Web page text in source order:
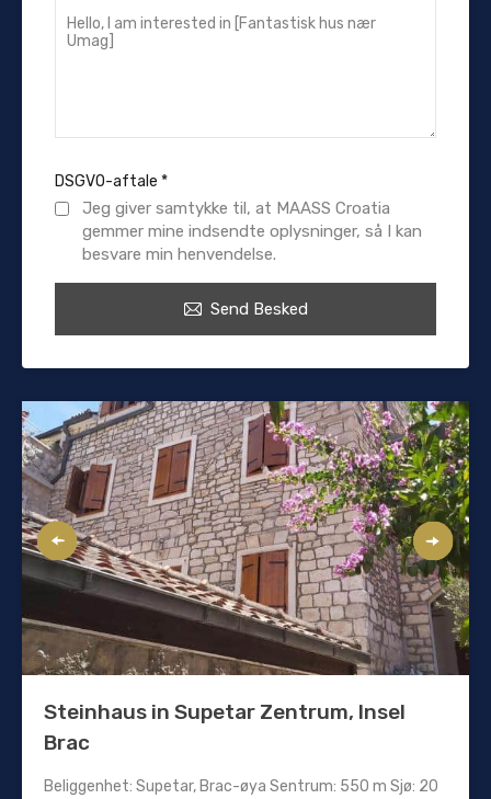
DSGVO-aftale *
Jeg giver samtykke til, at MAASS Croatia
gemmer mine indsendte oplysninger, så I kan
besvare min henvendelse.
Send Besked
Steinhaus in Supetar Zentrum, Insel
Brac
Beliggenhet: Supetar, Brac-øya Sentrum: 550 m Sjø: 20